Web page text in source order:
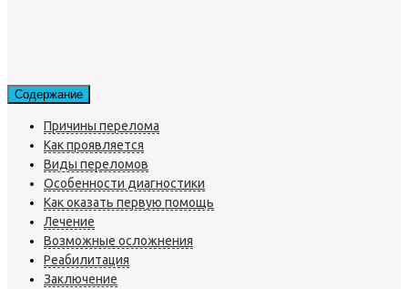
Содержание
Причины перелома
Как проявляется
Виды переломов
Особенности диагностики
Как оказать первую помощь
Лечение
Возможные осложнения
Реабилитация
Заключение